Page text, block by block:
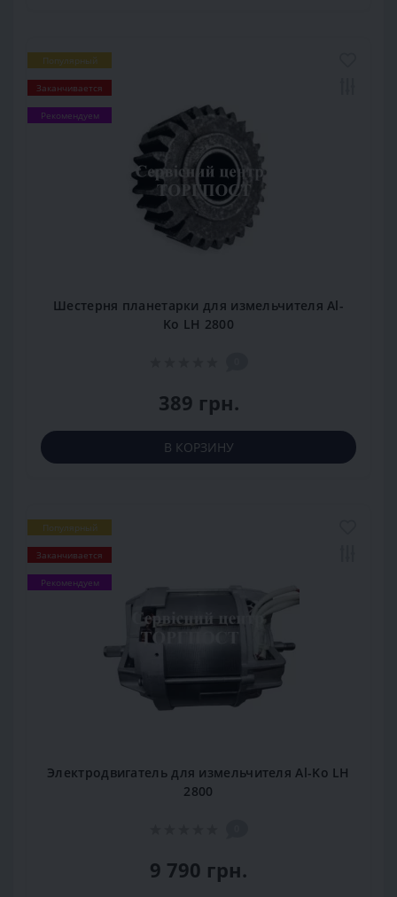
Популярный
Заканчивается
Рекомендуем
Шестерня планетарки для измельчителя Al-
Ko LH 2800
389 грн.
В КОРЗИНУ
Популярный
Заканчивается
Рекомендуем
Электродвигатель для измельчителя Al-Ko LH
2800
9 790 грн.